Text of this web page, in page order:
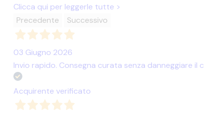
Clicca qui per leggerle tutte >
Precedente
Successivo
03 Giugno 2026
Invio rapido. Consegna curata senza danneggiare
Acquirente verificato